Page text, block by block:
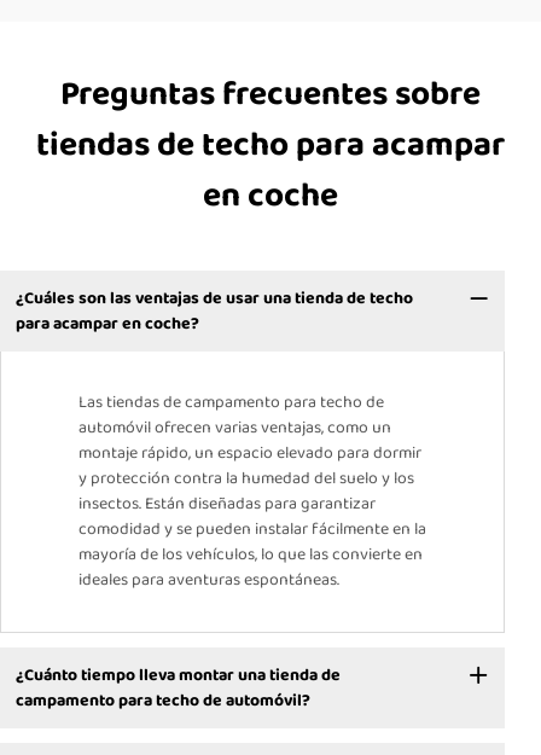
Preguntas frecuentes sobre
tiendas de techo para acampar
en coche
¿Cuáles son las ventajas de usar una tienda de techo
para acampar en coche?
Las tiendas de campamento para techo de
automóvil ofrecen varias ventajas, como un
montaje rápido, un espacio elevado para dormir
y protección contra la humedad del suelo y los
insectos. Están diseñadas para garantizar
comodidad y se pueden instalar fácilmente en la
mayoría de los vehículos, lo que las convierte en
ideales para aventuras espontáneas.
¿Cuánto tiempo lleva montar una tienda de
campamento para techo de automóvil?